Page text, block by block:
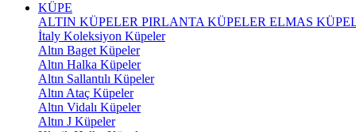
KÜPE
ALTIN KÜPELER PIRLANTA KÜPELER ELMAS
İtaly Koleksiyon Küpeler
Altın Baget Küpeler
Altın Halka Küpeler
Altın Sallantılı Küpeler
Altın Ataç Küpeler
Altın Vidalı Küpeler
Altın J Küpeler